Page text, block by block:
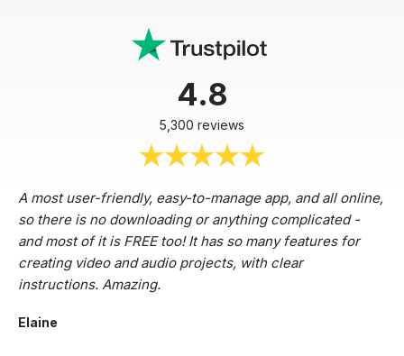
4.8
5,300 reviews
A most user-friendly, easy-to-manage app, and all online,
so there is no downloading or anything complicated -
and most of it is FREE too! It has so many features for
creating video and audio projects, with clear
instructions. Amazing.
Elaine